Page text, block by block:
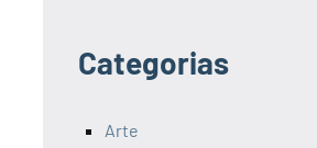
Categorias
Arte